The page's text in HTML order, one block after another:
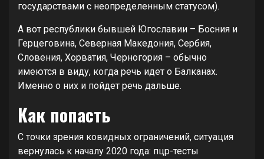
государствами с неопределенным статусом).
А вот республики бывшей Югославии – Босния и
Герцеговина, Северная Македония, Сербия,
Словения, Хорватия, Черногория – обычно
имеются в виду, когда речь идет о Балканах.
Именно о них и пойдет речь дальше.
Как попасть
С точки зрения ковидных ограничений, ситуация
вернулась к началу 2020 года: пцр-тесты